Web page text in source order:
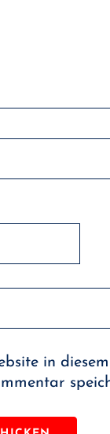
in diesem